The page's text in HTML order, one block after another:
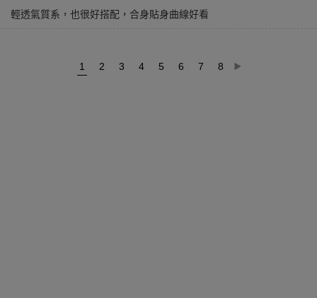
輕透氣質系，也很好搭配，合身貼身曲線好看
1 2 3 4 5 6 7 8